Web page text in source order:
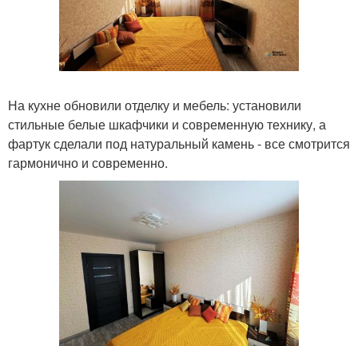
На кухне обновили отделку и мебель: установили
стильные белые шкафчики и современную технику, а
фартук сделали под натуральный камень - все смотрится
гармонично и современно.